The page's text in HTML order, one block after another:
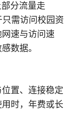
分流量走
需访问校园资
速与访问速
数据。
置、连接稳定
时，年费或长